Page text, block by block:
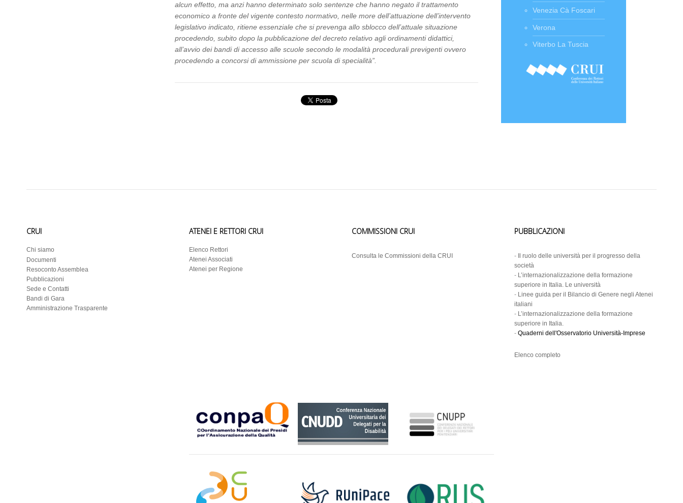
alcun effetto, ma anzi hanno determinato solo sentenze che hanno negato il trattamento
economico a fronte del vigente contesto normativo, nelle more dell’attuazione dell’intervento
legislativo indicato, ritiene essenziale che si prevenga allo sblocco dell’attuale situazione
procedendo, subito dopo la pubblicazione del decreto relativo agli ordinamenti didattici,
all’avvio dei bandi di accesso alle scuole secondo le modalità procedurali previgenti ovvero
procedendo a concorsi di ammissione per scuola di specialità”.
Venezia Cà Foscari
Verona
Viterbo La Tuscia
CRUI
Chi siamo
Documenti
Resoconto Assemblea
Pubblicazioni
Sede e Contatti
Bandi di Gara
Amministrazione Trasparente
ATENEI E RETTORI CRUI
Elenco Rettori
Atenei Associati
Atenei per Regione
COMMISSIONI CRUI
Consulta le Commissioni della CRUI
PUBBLICAZIONI
-
Il ruolo delle università per il progresso della
società
- L’internazionalizzazione della formazione
superiore in Italia. Le università
- Linee guida per il Bilancio di Genere negli Atenei
italiani
- L’internazionalizzazione della formazione
superiore in Italia.
- Quaderni dell'Osservatorio Università-Imprese
Elenco completo